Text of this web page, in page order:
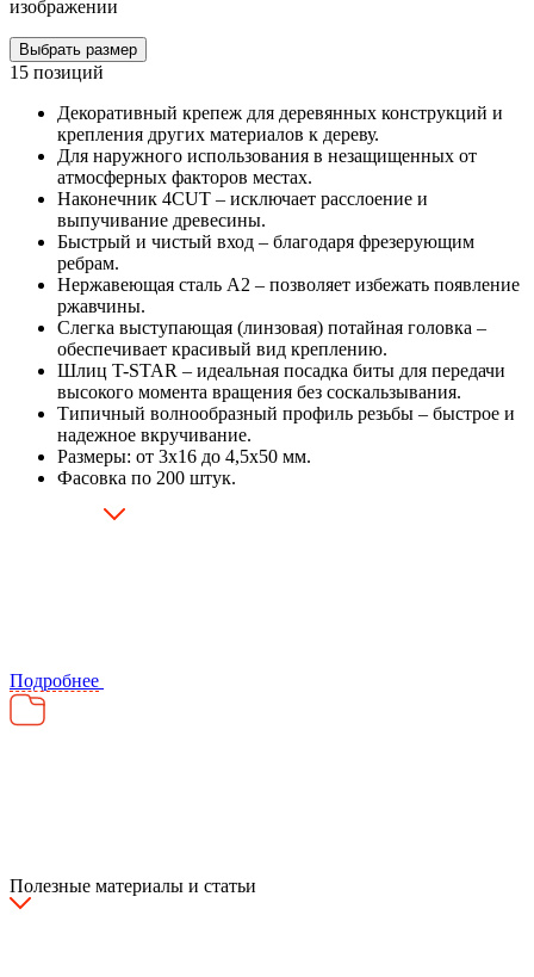
изображении
Выбрать размер
15 позиций
Декоративный крепеж для деревянных конструкций и
крепления других материалов к дереву.
Для наружного использования в незащищенных от
атмосферных факторов местах.
Наконечник 4CUT – исключает расслоение и
выпучивание древесины.
Быстрый и чистый вход – благодаря фрезерующим
ребрам.
Нержавеющая сталь А2 – позволяет избежать появление
ржавчины.
Слегка выступающая (линзовая) потайная головка –
обеспечивает красивый вид креплению.
Шлиц T-STAR – идеальная посадка биты для передачи
высокого момента вращения без соскальзывания.
Типичный волнообразный профиль резьбы – быстрое и
надежное вкручивание.
Размеры: от 3х16 до 4,5х50 мм.
Фасовка по 200 штук.
Подробнее
Полезные материалы и статьи